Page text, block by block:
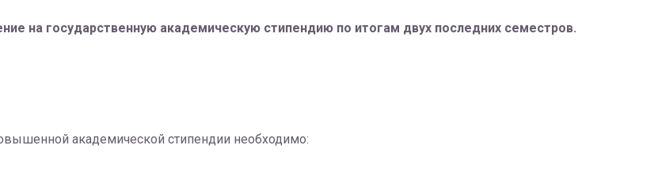
на государственную академическую стипендию по итогам двух последних семестров.
академической стипендии необходимо: